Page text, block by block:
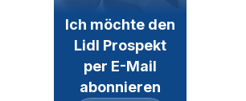
Ich möchte den
Lidl Prospekt
per E-Mail
abonnieren